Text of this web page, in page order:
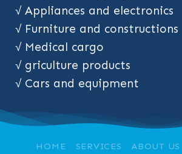
√ Appliances and electronics
√ Furniture and constructions
√ Medical cargo
√ griculture products
√ Cars and equipment
HOME SERVICES ABOUT US